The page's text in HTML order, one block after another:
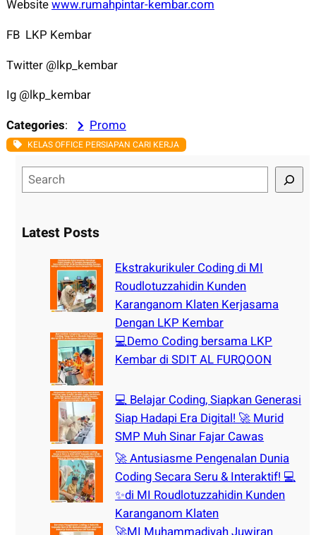
Websitewww.rumahpintar-kembar.com
FB LKP Kembar
Twitter @lkp_kembar
Ig @lkp_kembar
Categories: Promo
KELAS OFFICE PERSIAPAN CARI KERJA
e
rLatest Posts
Ekstrakurikuler Coding di MI
Roudlotuzzahidin Kunden
Karanganom Klaten Kerjasama
Dengan LKP Kembar
💻Demo Coding bersama LKP
Kembar di SDIT AL FURQOON
💻 Belajar Coding, Siapkan Generasi
Siap Hadapi Era Digital! 🚀 Murid
SMP Muh Sinar Fajar Cawas
🚀 Antusiasme Pengenalan Dunia
Coding Secara Seru & Interaktif! 💻
✨di MI Roudlotuzzahidin Kunden
Karanganom Klaten